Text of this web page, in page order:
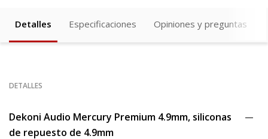
Detalles Especificaciones Opiniones y preguntas
DETALLES
Dekoni Audio Mercury Premium 4.9mm, siliconas
de repuesto de 4.9mm